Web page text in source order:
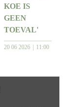
KOE IS
GEEN
TOEVAL'
20 06 2026 11:00